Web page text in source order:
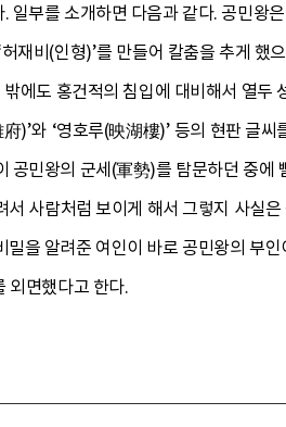
부를 소개하면 다음과 같다. 공민왕
재비(인형)’를 만들어 칼춤을 추게 했
에도 홍건적의 침입에 대비해서 열두
)’와 ‘영호루(映湖樓)’ 등의 현판 글
민왕의 군세(軍勢)를 탐문하던 중에
사람처럼 보이게 해서 그렇지 사실
을 알려준 여인이 바로 공민왕의 부
외면했다고 한다.